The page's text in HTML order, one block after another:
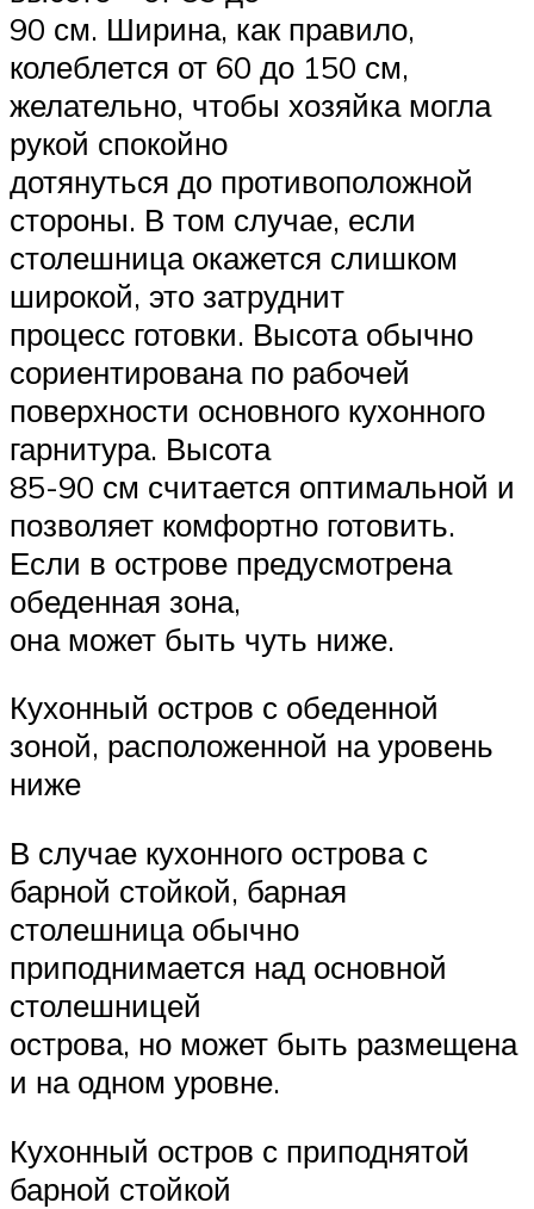
90 см. Ширина, как правило,
колеблется от 60 до 150 см,
желательно, чтобы хозяйка могла
рукой спокойно
дотянуться до противоположной
стороны. В том случае, если
столешница окажется слишком
широкой, это затруднит
процесс готовки. Высота обычно
сориентирована по рабочей
поверхности основного кухонного
гарнитура. Высота
85-90 см считается оптимальной и
позволяет комфортно готовить.
Если в острове предусмотрена
обеденная зона,
она может быть чуть ниже.
Кухонный остров с обеденной
зоной, расположенной на уровень
ниже
В случае кухонного острова с
барной стойкой, барная
столешница обычно
приподнимается над основной
столешницей
острова, но может быть размещена
и на одном уровне.
Кухонный остров с приподнятой
барной стойкой